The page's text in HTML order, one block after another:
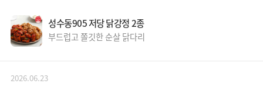
성수동905 저당 닭강정 2종
부드럽고 쫄깃한 순살 닭다리
2026.06.23